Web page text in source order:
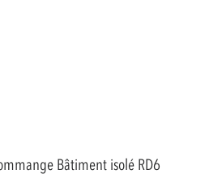
Bâtiment isolé RD6